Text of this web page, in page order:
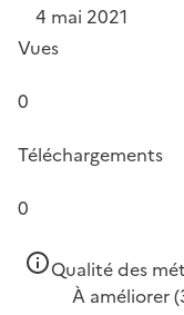
4 mai 2021
Vues
0
Téléchargements
0
Qualité des
À améliorer